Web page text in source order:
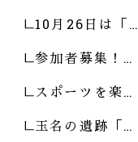
10月26日は「…
参加者募集！…
スポーツを楽…
玉名の遺跡「…